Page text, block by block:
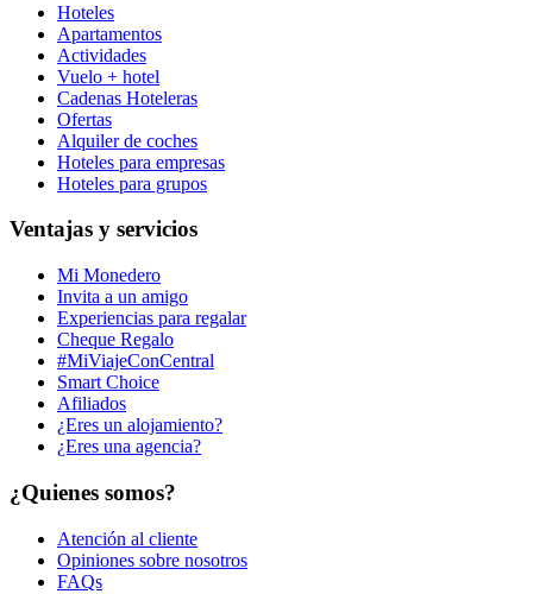
Hoteles
Apartamentos
Actividades
Vuelo + hotel
Cadenas Hoteleras
Ofertas
Alquiler de coches
Hoteles para empresas
Hoteles para grupos
Ventajas y servicios
Mi Monedero
Invita a un amigo
Experiencias para regalar
Cheque Regalo
#MiViajeConCentral
Smart Choice
Afiliados
¿Eres un alojamiento?
¿Eres una agencia?
¿Quienes somos?
Atención al cliente
Opiniones sobre nosotros
FAQs